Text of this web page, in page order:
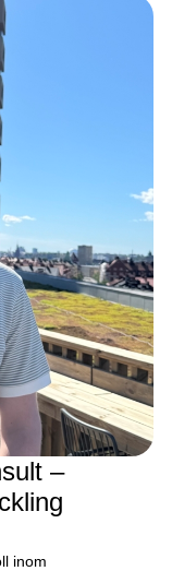
–
inom